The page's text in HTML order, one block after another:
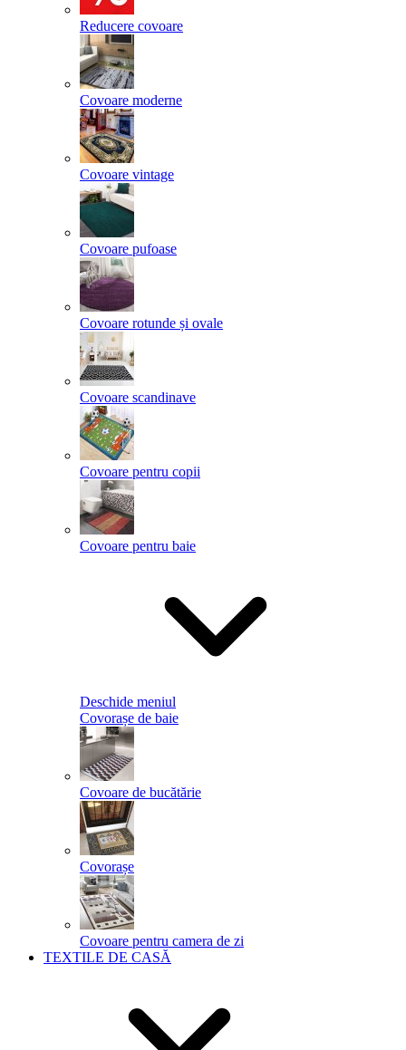
Reducere covoare
Covoare moderne
Covoare vintage
Covoare pufoase
Covoare rotunde și ovale
Covoare scandinave
Covoare pentru copii
Covoare pentru baie
Deschide meniul
Covorașe de baie
Covoare de bucătărie
Covorașe
Covoare pentru camera de zi
TEXTILE DE CASĂ